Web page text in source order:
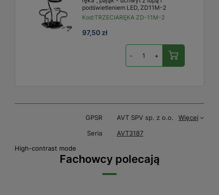
podświetleniem LED, ZD11M-2
Kod:TRZECIARĘKA ZD-11M-2
97,50 zł
- +
GPSR AVT SPV sp. z o.o.
Więcej
Seria
AVT3187
High-contrast mode
Fachowcy polecają